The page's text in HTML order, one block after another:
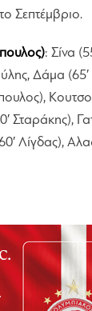
Σεπτέμβριο.
: Σίνα
Δάμα
Σταράκης),
Λίγδας),